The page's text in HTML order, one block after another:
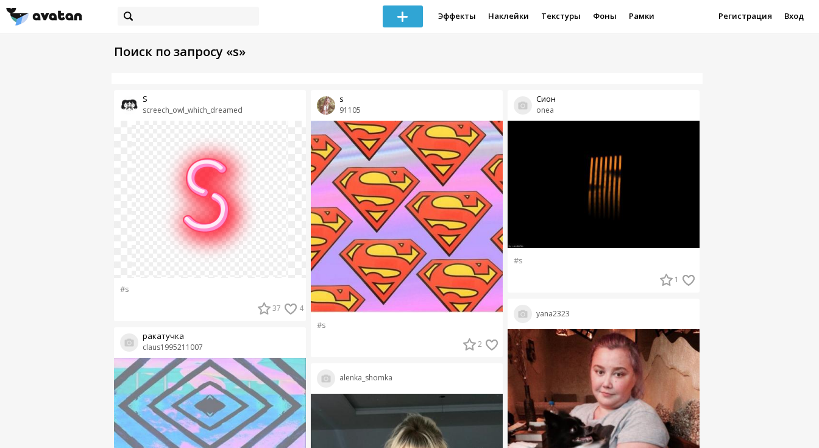
Эффекты Наклейки Текстуры Фоны Рамки Регистрация Вход
Поиск по запросу «s»
screech_owl_which_dreamed
S
#s
37 4
claus1995211007
ракатучка
91105
s
#s
2
alenka_shomka
onea
Сион
#s
1
yana2323